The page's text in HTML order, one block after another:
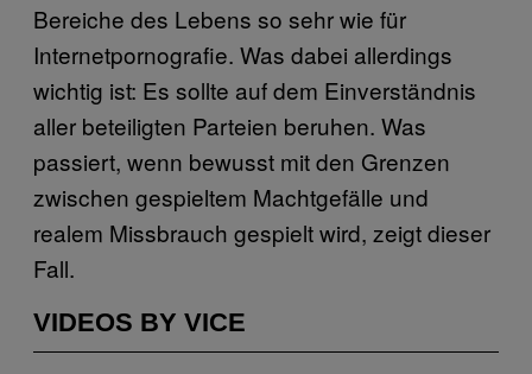
Bereiche des Lebens so sehr wie für
Internetpornografie. Was dabei allerdings
wichtig ist: Es sollte auf dem Einverständnis
aller beteiligten Parteien beruhen. Was
passiert, wenn bewusst mit den Grenzen
zwischen gespieltem Machtgefälle und
realem Missbrauch gespielt wird, zeigt dieser
Fall.
VIDEOS BY VICE